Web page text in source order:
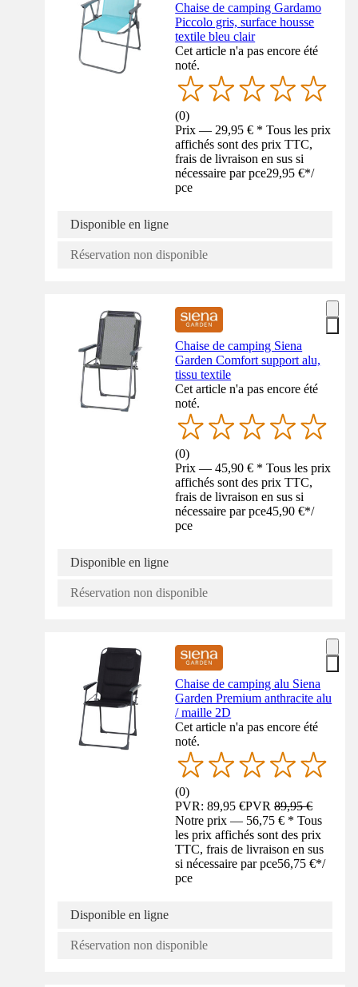
Chaise de camping Gardamo
Piccolo gris, surface housse
textile bleu clair
Cet article n'a pas encore été
noté.
(0)
Prix — 29,95 € * Tous les prix
affichés sont des prix TTC,
frais de livraison en sus si
nécessaire par pce29,95 €*/
pce
Disponible en ligne
Réservation non disponible
Chaise de camping Siena
Garden Comfort support alu,
tissu textile
Cet article n'a pas encore été
noté.
(0)
Prix — 45,90 € * Tous les prix
affichés sont des prix TTC,
frais de livraison en sus si
nécessaire par pce45,90 €*/
pce
Disponible en ligne
Réservation non disponible
Chaise de camping alu Siena
Garden Premium anthracite alu
/ maille 2D
Cet article n'a pas encore été
noté.
(0)
PVR: 89,95 €PVR89,95 €
Notre prix — 56,75 € * Tous
les prix affichés sont des prix
TTC, frais de livraison en sus
si nécessaire par pce56,75 €*/
pce
Disponible en ligne
Réservation non disponible